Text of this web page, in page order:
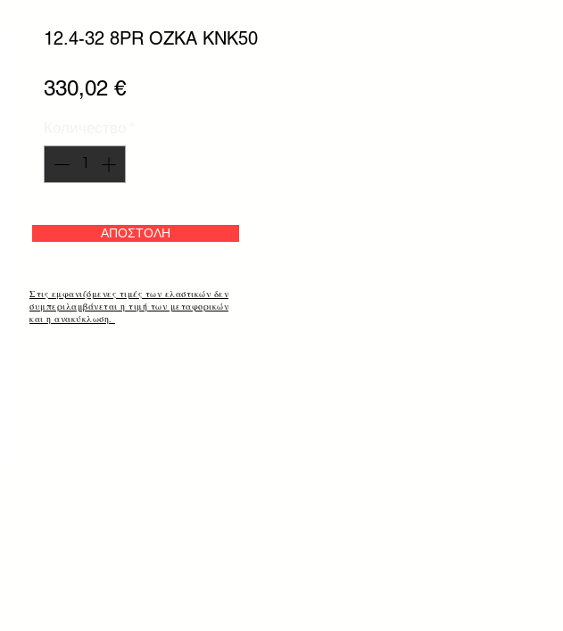
12.4-32 8PR OZKA KNK50
330,02 €Цена
ΑΠΟΣΤΟΛΗ
Στις εμφανιζόμενες τιμές των ελαστικών δεν
συμπεριλαμβάνεται η τιμή των μεταφορικών
και η ανακύκλωση.